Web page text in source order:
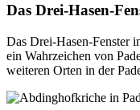
Das Drei-Hasen-
Das Drei-Hasen-Fenster
ein Wahrzeichen von
weiteren Orten in der